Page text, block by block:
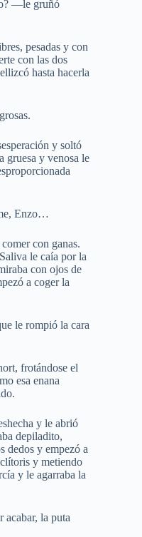
—le gruñó
pesadas y con
con las dos
hasta hacerla
y soltó
gruesa y venosa le
Enzo…
con ganas.
le caía por la
con ojos de
a coger la
le rompió la cara
frotándose el
esa enana
y le abrió
depiladito,
dedos y empezó a
y metiendo
y le agarraba la
la puta